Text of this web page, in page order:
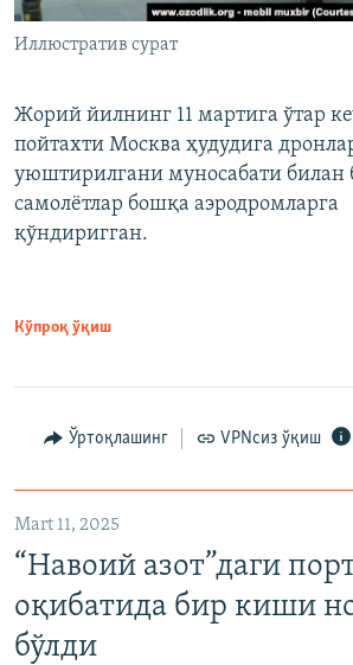
Иллюстратив сурат
Жорий йилнинг 11 мартига ўтар
пойтахти Москва ҳудудига
уюштирилгани муносабати билан
самолётлар бошқа аэродромларга
қўндиригган.
Кўпроқ ўқиш
Ўртоқлашинг VPNсиз ўқиш
Mart 11, 2025
“Навоий азот”даги
оқибатида бир киши
бўлди